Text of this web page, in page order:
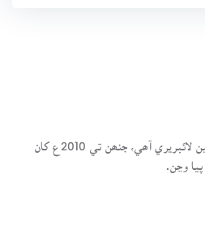
سنڌسلامت ڪتاب گهر ھڪ آن لائين لائبريري آھي، جنھن تي 2010ع کان
وڃن.